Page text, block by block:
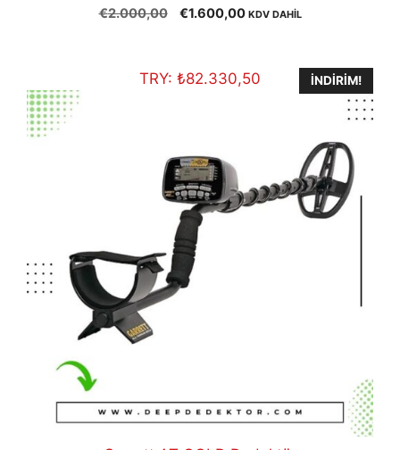
5.00
out of 5
€2.000,00
Orijinal
€1.600,00Şu
€1.600,00.
KDV DAHİL
TRY: ₺82.330,50 İNDIRIM!